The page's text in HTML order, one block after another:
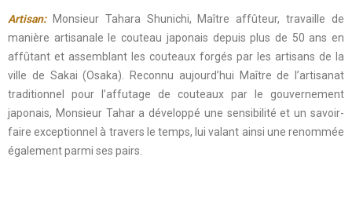
Artisan:Monsieur Tahara Shunichi, Maître affûteur, travaille de
manière artisanale le couteau japonais depuis plus de 50 ans en
affûtant et assemblant les couteaux forgés par les artisans de la
ville de Sakai (Osaka). Reconnu aujourd’hui Maître de l’artisanat
traditionnel pour l’affutage de couteaux par le gouvernement
japonais, Monsieur Tahar a développé une sensibilité et un savoir-
faire exceptionnel à travers le temps, lui valant ainsi une renommée
également parmi ses pairs.